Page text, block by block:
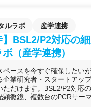
ルラボ 産学連携
】BSL2/P2対応の
（産学連携）
ペースを今すぐ確保したい
企業研究者・スタートアッ
ただけます。BSL2/P2対応
顕微鏡、複数台のPCRサー